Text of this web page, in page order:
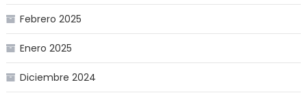
Febrero 2025
Enero 2025
Diciembre 2024